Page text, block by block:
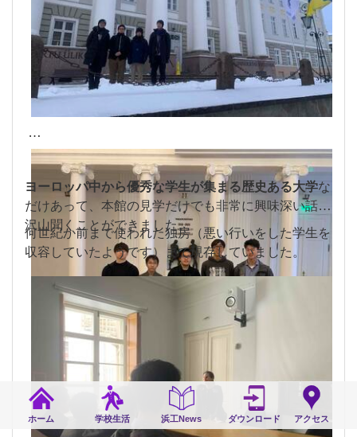
ホーム 学校生活 浜工News ダウンロード アクセス
ヨーロッパ中から優秀な学生が集まる歴史ある大学な
だけあって、本館の見学だけでも非常に興味深い話を
沢山聞くことができました。
何世紀か前まで使われた独房（悪い行いをした学生を
収容していたようです）まで現存していました。